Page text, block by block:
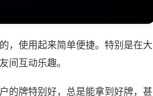
，使用起来简单便捷。特别是在大
间互动乐趣。
的牌特别好，总是能拿到好牌，甚